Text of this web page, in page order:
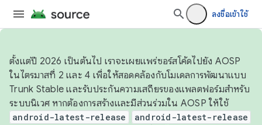
ลงชื่อเข้าใช้
ตั้งแต่ปี 2026 เป็นต้นไป เราจะเผยแพร่ซอร์สโค้ดไปยัง AOSP
ในไตรมาสที่ 2 และ 4 เพื่อให้สอดคล้องกับโมเดลการพัฒนาแบบ
Trunk Stable และรับประกันความเสถียรของแพลตฟอร์มสำหรับ
ระบบนิเวศ หากต้องการสร้างและมีส่วนร่วมใน AOSP ให้ใช้
android-latest-release android-latest-release